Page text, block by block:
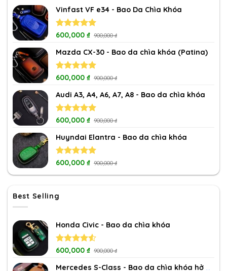
Vinfast VF e34 - Bao Da Chìa Khóa
Rated5.00
600,000 ₫ 900,000₫
Mazda CX-30 - Bao da chìa khóa (Patina)
Rated5.00
600,000 ₫ 900,000₫
Audi A3, A4, A6, A7, A8 - Bao da chìa khóa
Rated5.00
600,000 ₫ 900,000₫
Huyndai Elantra - Bao da chìa khóa
Rated5.00
600,000 ₫ 900,000₫
Best Selling
Honda Civic - Bao da chìa khóa
Rated
of 5
600,000 ₫ 900,000₫
Mercedes S-Class - Bao da chìa khóa hở nút